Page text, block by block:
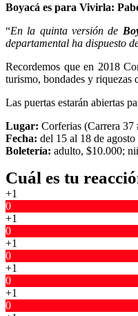
Boyacá es para Vivirla:
“En la quinta versión de
departamental ha dispuesto
Recordemos que en 2018
turismo, bondades y riquezas
Las puertas estarán abiertas
Lugar: Corferias (Carrera 37
Fecha: del 15 al 18 de agosto
Boletería: adulto, $10.000;
Cuál es tu
+1
0
+1
0
+1
0
+1
0
+1
0